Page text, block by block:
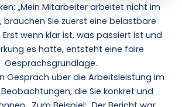
„Mein Mitarbeiter arbeitet nicht im
brauchen Sie zuerst eine belastbare
wenn klar ist, was passiert ist und
es hatte, entsteht eine faire
Gesprächsgrundlage.
Gespräch über die Arbeitsleistung im
die Sie konkret und